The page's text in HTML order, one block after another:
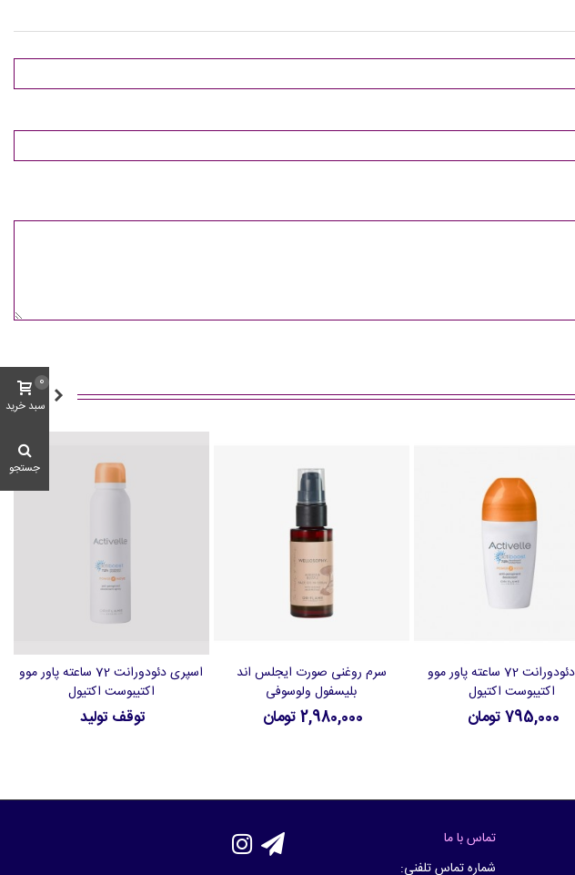
افزودن به سبد خریدمام دئودورانت 72 ساعته پاور موو
اکتیبوست اکتیول
795,000 تومان
افزودن به سبد خرید
سرم روغنی صورت ایجلس اند
بلیسفول ولوسوفی
2,980,000 تومان
افزودن به علاقه‌مندی‌ها
اسپری دئودورانت 72 ساعته پاور موو
اکتیبوست اکتیول
توقف تولید
تماس با ما
شماره تماس تلفنی:
سبد خرید
0
جستجو